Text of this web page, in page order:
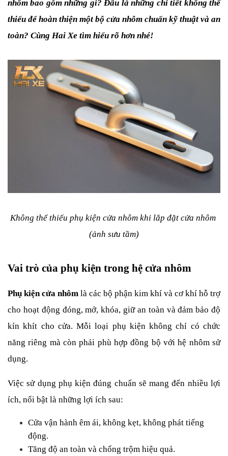
nhôm bao gồm những gì? Đâu là những chi tiết không thể
thiếu để hoàn thiện một bộ cửa nhôm chuẩn kỹ thuật và an
toàn? Cùng Hai Xe tìm hiểu rõ hơn nhé!
Không thể thiếu phụ kiện cửa nhôm khi lắp đặt cửa nhôm
(ảnh sưu tầm)
Vai trò của phụ kiện trong hệ cửa nhôm
Phụ kiện cửa nhôm là các bộ phận kim khí và cơ khí hỗ trợ
cho hoạt động đóng, mở, khóa, giữ an toàn và đảm bảo độ
kín khít cho cửa. Mỗi loại phụ kiện không chỉ có chức
năng riêng mà còn phải phù hợp đồng bộ với hệ nhôm sử
dụng.
Việc sử dụng phụ kiện đúng chuẩn sẽ mang đến nhiều lợi
ích, nổi bật là những lợi ích sau:
Cửa vận hành êm ái, không kẹt, không phát tiếng
động.
Tăng độ an toàn và chống trộm hiệu quả.